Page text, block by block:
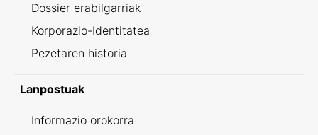
Dossier erabilgarriak
Korporazio-Identitatea
Pezetaren historia
Lanpostuak
Informazio orokorra